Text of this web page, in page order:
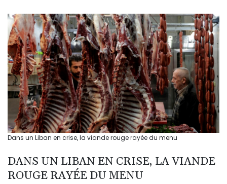
Dans un Liban en crise, la viande rouge rayée du menu
DANS UN LIBAN EN CRISE, LA VIANDE
ROUGE RAYÉE DU MENU